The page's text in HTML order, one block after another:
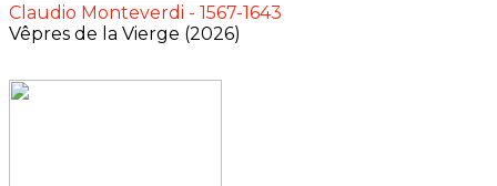
Claudio Monteverdi - 1567-1643
Vêpres de la Vierge (2026)